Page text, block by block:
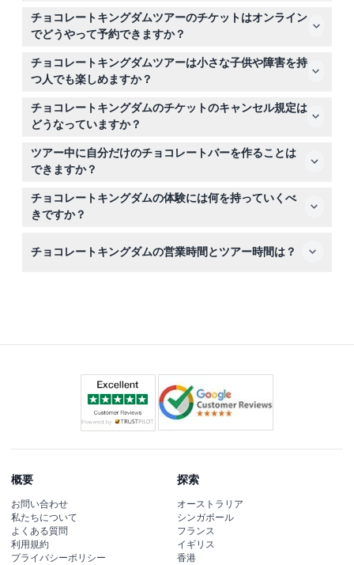
ココア豆がチョコレートバーになる過程を楽しくインタラ
クティブに案内するガイドツアーで、マルチメディア機能
や試食サンプルが随所にあります。
チョコレートキングダムツアーのチケットはオンライン
でどうやって予約できますか？
このウェブサイトで希望の日付と時間を選んで簡単にチケ
ットを予約できます。ツアーは月曜日を除く毎日12:00～
16:00の間で毎時開催されています。
チョコレートキングダムツアーは小さな子供や障害を持
つ人でも楽しめますか？
はい！0〜3歳の子供は無料で、ベビーカーや車椅子での
入場も可能なので、家族連れや障害のある訪問者にも最適
です。
チョコレートキングダムのチケットのキャンセル規定は
どうなっていますか？
チケットは返金不可でキャンセルできませんので、予約時
に正しい日付と時間を選んでください。予約はすべて確定
とみなされます。
ツアー中に自分だけのチョコレートバーを作ることは
できますか？
はい、ツアーと一緒に予約すると追加で10ドルで7オンス
のオリジナルチョコレートバーが作れます。単独購入の場
合は14ドルです。
チョコレートキングダムの体験には何を持っていくべ
きですか？
い。なお、外からの飲食物の持ち込みは施設内で禁止され
チョコレートキングダムの営業時間とツアー時間は？
概要
お問い合わせ
私たちについて
よくある質問
利用規約
プライバシーポリシー
探索
オーストラリア
シンガポール
フランス
イギリス
香港